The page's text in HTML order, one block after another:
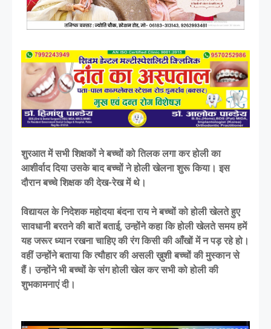
शुरआत में सभी शिक्षकों ने बच्चों को तिलक लगा कर होली का
आशीर्वाद दिया उसके बाद बच्चों ने होली खेलना शुरू किया। इस
दौरान बच्चे शिक्षक की देख-रेख में थे।
विद्यायल के निदेशक महोदया बंदना राय ने बच्चों को होली खेलते हुए
सावधानी बरतने की बातें बताई, उन्होंने कहा कि होली खेलते समय हमें
यह जरूर ध्यान रखना चाहिए की रंग किसी की आँखों में न पड़ रहे हो।
वहीं उन्होंने बताया कि त्यौहार की असली ख़ुशी बच्चों की मुस्कान से
हैं। उन्होंने भी बच्चों के संग होली खेल कर सभी को होली की
शुभकामनाएं दी।